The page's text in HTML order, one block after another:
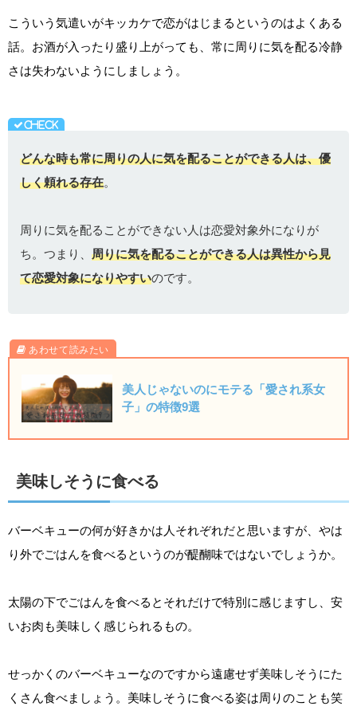
こういう気遣いがキッカケで恋がはじまるというのはよくある
話。お酒が入ったり盛り上がっても、常に周りに気を配る冷静
さは失わないようにしましょう。
どんな時も常に周りの人に気を配ることができる人は、優
しく頼れる存在。
周りに気を配ることができない人は恋愛対象外になりが
ち。つまり、 周りに気を配ることができる人は異性から見
て恋愛対象になりやすいのです。
美人じゃないのにモテる「愛され系女
子」の特徴9選
美味しそうに食べる
バーベキューの何が好きかは人それぞれだと思いますが、やは
り外でごはんを食べるというのが醍醐味ではないでしょうか。
太陽の下でごはんを食べるとそれだけで特別に感じますし、安
いお肉も美味しく感じられるもの。
せっかくのバーベキューなのですから遠慮せず美味しそうにた
くさん食べましょう。美味しそうに食べる姿は周りのことも笑